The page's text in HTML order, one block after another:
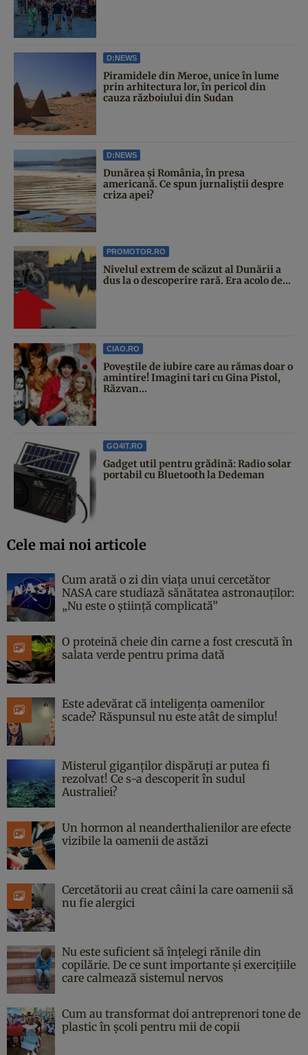
D:NEWS
Piramidele din Meroe, unice în lume
prin arhitectura lor, în pericol din
cauza războiului din Sudan
D:NEWS
Dunărea și România, în presa
americană. Ce spun jurnaliștii despre
criza apei?
PROMOTOR.RO
Nivelul extrem de scăzut al Dunării a
dus la o descoperire rară. Era acolo de...
CIAO.RO
Poveştile de iubire care au rămas doar o
amintire! Imagini tari cu Gina Pistol,
Răzvan...
GO4IT.RO
Gadget util pentru grădină: Radio solar
portabil cu Bluetooth la Dedeman
Cele mai noi articole
Cum arată o zi din viața unui cercetător
NASA care studiază sănătatea astronauților:
„Nu este o știință complicată”
O proteină cheie din carne a fost crescută în
salata verde pentru prima dată
Este adevărat că inteligența oamenilor
scade? Răspunsul nu este atât de simplu!
Misterul giganților dispăruți ar putea fi
rezolvat! Ce s-a descoperit în sudul
Australiei?
Un hormon al neanderthalienilor are efecte
vizibile la oamenii de astăzi
Cercetătorii au creat câini la care oamenii să
nu fie alergici
Nu este suficient să înțelegi rănile din
copilărie. De ce sunt importante și exercițiile
care calmează sistemul nervos
Cum au transformat doi antreprenori tone de
plastic în școli pentru mii de copii